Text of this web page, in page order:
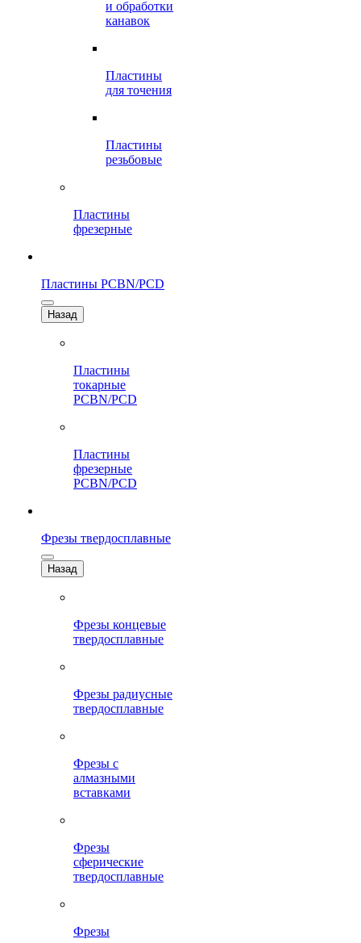
и обработки
канавок
Пластины
для точения
Пластины
резьбовые
Пластины
фрезерные
Пластины PCBN/PCD
Назад
Пластины
токарные
PCBN/PCD
Пластины
фрезерные
PCBN/PCD
Фрезы твердосплавные
Назад
Фрезы концевые
твердосплавные
Фрезы радиусные
твердосплавные
Фрезы с
алмазными
вставками
Фрезы
сферические
твердосплавные
Фрезы